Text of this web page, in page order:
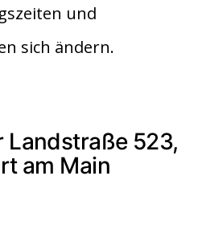
und
sich ändern.
Landstraße 523,
am Main